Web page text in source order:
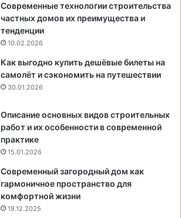
Современные технологии строительства
частных домов их преимущества и
тенденции
10.02.2026
Как выгодно купить дешёвые билеты на
самолёт и сэкономить на путешествии
30.01.2026
Описание основных видов строительных
работ и их особенности в современной
практике
15.01.2026
Современный загородный дом как
гармоничное пространство для
комфортной жизни
19.12.2025